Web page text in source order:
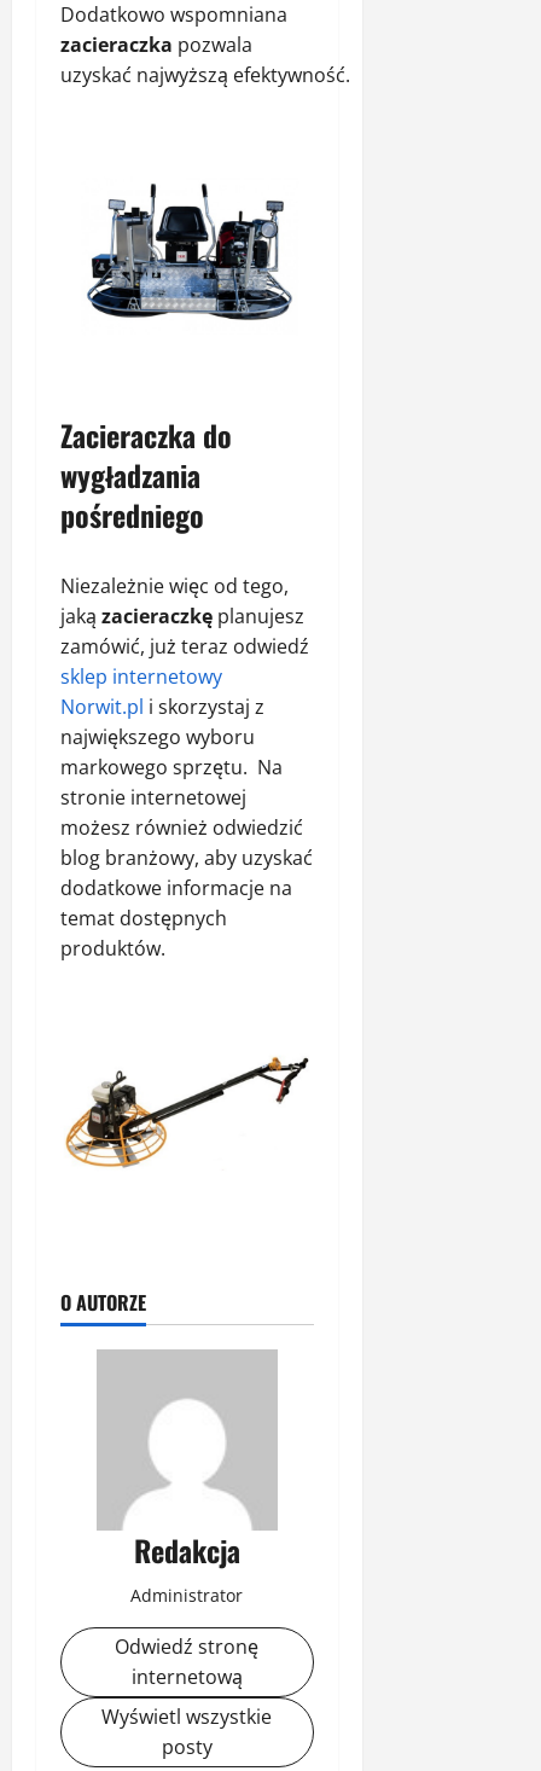
Dodatkowo wspomniana
zacieraczka pozwala
uzyskać najwyższą efektywność.
Zacieraczka do
wygładzania
pośredniego
Niezależnie więc od tego,
jaką zacieraczkę planujesz
zamówić, już teraz odwiedź
sklep internetowy
Norwit.pl i skorzystaj z
największego wyboru
markowego sprzętu. Na
stronie internetowej
możesz również odwiedzić
blog branżowy, aby uzyskać
dodatkowe informacje na
temat dostępnych
produktów.
O AUTORZE
Redakcja
Administrator
Odwiedź stronę
internetową
Wyświetl wszystkie
posty